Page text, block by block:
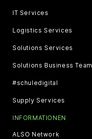
IT Services
Logistics Services
Solutions Services
Solutions Business Team
#schuledigital
Supply Services
INFORMATIONEN
ALSO Network